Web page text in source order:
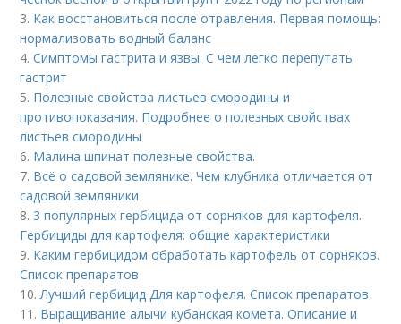
3. Как восстановиться после отравления. Первая помощь:
нормализовать водный баланс
4.Симптомы гастрита и язвы. С чем легко перепутать
гастрит
5. Полезные свойства листьев смородины и
противопоказания. Подробнее о полезных свойствах
листьев смородины
6. Малина шпинат полезные свойства.
7. Всё о садовой землянике. Чем клубника отличается от
садовой земляники
8. 3 популярных гербицида от сорняков для картофеля.
Гербициды для картофеля: общие характеристики
9. Каким гербицидом обработать картофель от сорняков.
Список препаратов
10.Лучший гербицид Для картофеля. Список препаратов
11. Выращивание алычи кубанская комета. Описание и